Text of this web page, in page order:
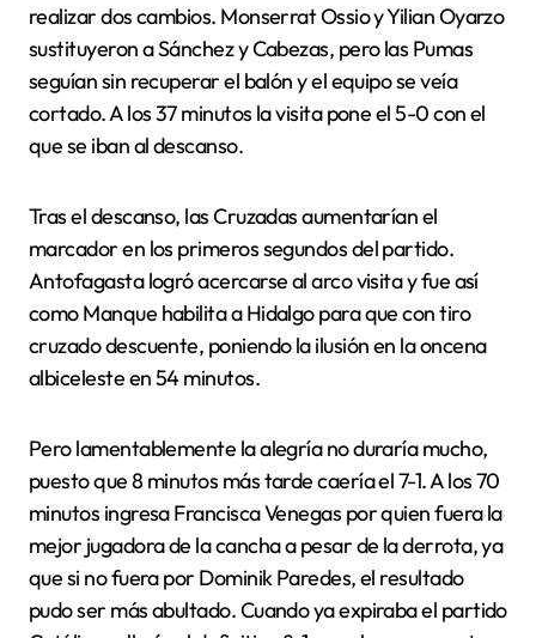
realizar dos cambios. Monserrat Ossio y Yilian Oyarzo
sustituyeron a Sánchez y Cabezas, pero las Pumas
seguían sin recuperar el balón y el equipo se veía
cortado. A los 37 minutos la visita pone el 5-0 con el
que se iban al descanso.
Tras el descanso, las Cruzadas aumentarían el
marcador en los primeros segundos del partido.
Antofagasta logró acercarse al arco visita y fue así
como Manque habilita a Hidalgo para que con tiro
cruzado descuente, poniendo la ilusión en la oncena
albiceleste en 54 minutos.
Pero lamentablemente la alegría no duraría mucho,
puesto que 8 minutos más tarde caería el 7-1. A los 70
minutos ingresa Francisca Venegas por quien fuera la
mejor jugadora de la cancha a pesar de la derrota, ya
que si no fuera por Dominik Paredes, el resultado
pudo ser más abultado. Cuando ya expiraba el partido